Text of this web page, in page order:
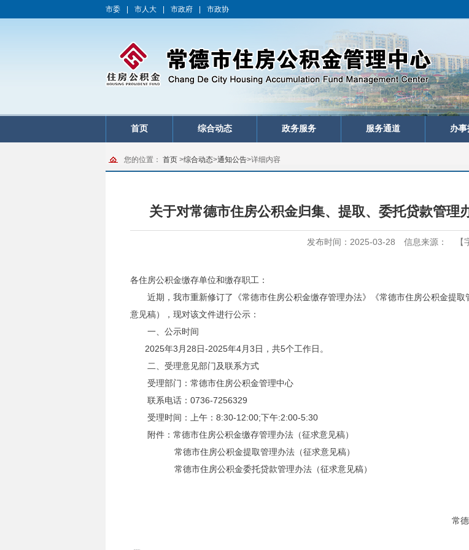
市委 市人大 市政府 市政协
首页 综合动态 政务服务 服务通道 办
您的位置： 首页 >综合动态>通知公告>详细内容
关于对常德市住房公积金归集、提取、委托贷款管理
发布时间：2025-03-28 信息来源： 【
各住房公积金缴存单位和缴存职工：
近期，我市重新修订了《常德市住房公积金缴存管理办法》《常德市住房公积金提取
意见稿），现对该文件进行公示：
一、 公示时间
2025年3月28日-2025年4月3日，共5个工作日。
二、 受理意见部门及联系方式
受理部门：常德市住房公积金管理中心
联系电话：0736-7256329
受理时间：上午：8:30-12:00;下午:2:00-5:30
附件：常德市住房公积金缴存管理办法（征求意见稿）
常德市住房公积金提取管理办法（征求意见稿）
常德市住房公积金委托贷款管理办法（征求意见稿）
常德市住房公积金管
2025年3月